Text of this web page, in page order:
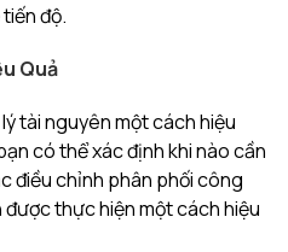
độ.
Quả
tài nguyên một cách hiệu
có thể xác định khi nào cần
điều chỉnh phân phối công
thực hiện một cách hiệu